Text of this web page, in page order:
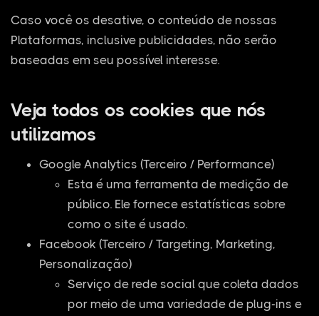
Caso você os desative, o conteúdo de nossas
Plataformas, inclusive publicidades, não serão
baseadas em seu possível interesse.
Veja todos os cookies que nós
utilizamos
Google Analytics (Terceiro / Performance)
Esta é uma ferramenta de medição de
público. Ele fornece estatísticas sobre
como o site é usado.
Facebook (Terceiro / Targeting, Marketing,
Personalização)
Serviço de rede social que coleta dados
por meio de uma variedade de plug-ins e